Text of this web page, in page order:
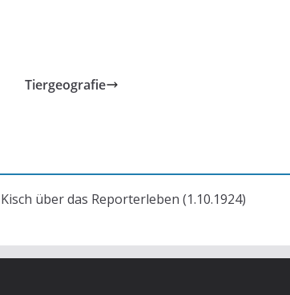
Tiergeografie
über das Reporterleben (1.10.1924)